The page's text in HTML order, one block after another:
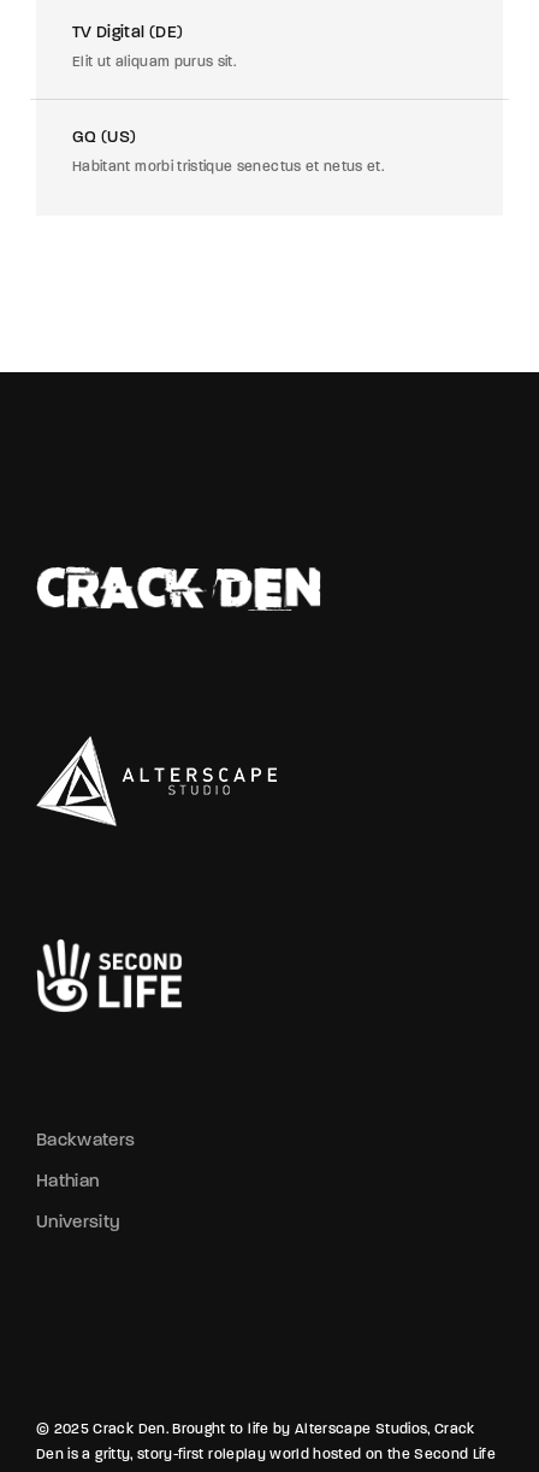
TV Digital (DE)
Elit ut aliquam purus sit.
GQ (US)
Habitant morbi tristique senectus et netus et.
Backwaters
Hathian
University
© 2025 Crack Den. Brought to life by Alterscape Studios, Crack
Den is a gritty, story-first roleplay world hosted on the Second Life